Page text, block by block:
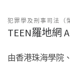
犯罪學及刑事司法（
TEEN羅地網
由香港珠海學院